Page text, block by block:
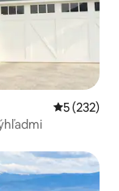
Priemerné
5 (232)